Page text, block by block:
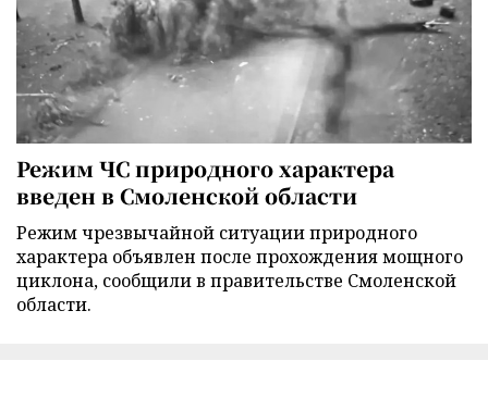
Режим ЧС природного характера
введен в Смоленской области
Режим чрезвычайной ситуации природного
характера объявлен после прохождения мощного
циклона, сообщили в правительстве Смоленской
области.